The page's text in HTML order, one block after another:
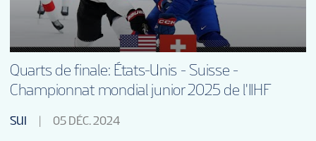
Quarts de finale: États-Unis - Suisse -
Championnat mondial junior 2025 de l'IIHF
SUI 05 DÉC. 2024